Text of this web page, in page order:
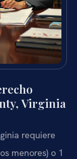
Virginia
requiere
menores) o 1